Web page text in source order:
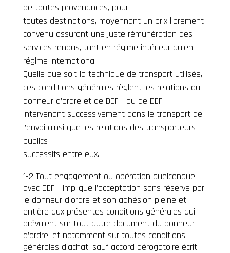
de toutes provenances, pour
toutes destinations, moyennant un prix librement
convenu assurant une juste rémunération des
services rendus, tant en régime intérieur qu’en
régime international.
Quelle que soit la technique de transport utilisée,
ces conditions générales règlent les relations du
donneur d’ordre et de DEFI ou de DEFI
intervenant successivement dans le transport de
l’envoi ainsi que les relations des transporteurs
publics
successifs entre eux.
1-2 Tout engagement ou opération quelconque
avec DEFI implique l’acceptation sans réserve par
le donneur d’ordre et son adhésion pleine et
entière aux présentes conditions générales qui
prévalent sur tout autre document du donneur
d’ordre, et notamment sur toutes conditions
générales d’achat, sauf accord dérogatoire écrit